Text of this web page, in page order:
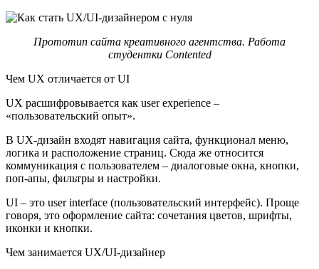
Прототип сайта креативного агентства. Работа
студентки Contented
Чем UX отличается от UI
UX расшифровывается как user experience –
«пользовательский опыт».
В UX-дизайн входят навигация сайта, функционал меню,
логика и расположение страниц. Сюда же относится
коммуникация с пользователем – диалоговые окна, кнопки,
поп-апы, фильтры и настройки.
UI – это user interface (пользовательский интерфейс). Проще
говоря, это оформление сайта: сочетания цветов, шрифты,
иконки и кнопки.
Чем занимается UX/UI-дизайнер